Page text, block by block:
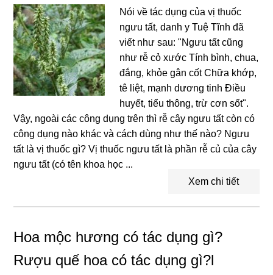
Nói về tác dụng của vị thuốc
ngưu tất, danh y Tuệ Tĩnh đã
viết như sau: "Ngưu tất cũng
như rễ cỏ xước Tính bình, chua,
đắng, khỏe gân cốt Chữa khớp,
tê liệt, mạnh dương tinh Điều
huyết, tiểu thông, trừ cơn sốt".
Vậy, ngoài các công dụng trên thì rễ cây ngưu tất còn có
công dụng nào khác và cách dùng như thế nào? Ngưu
tất là vị thuốc gì? Vị thuốc ngưu tất là phần rễ củ của cây
ngưu tất (có tên khoa học ...
Xem chi tiết
Hoa mộc hương có tác dụng gì?
Rượu quế hoa có tác dụng gì?l